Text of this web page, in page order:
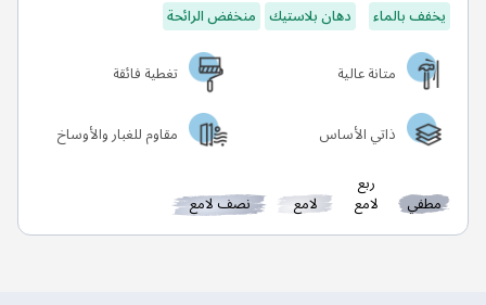
يخفف بالماء
دهان بلاستيك منخفض الرائحة
متانة عالية
تغطية فائقة
ذاتي الأساس
مقاوم للغبار والأوساخ
مطفي
ربع
لامع لامع نصف لامع